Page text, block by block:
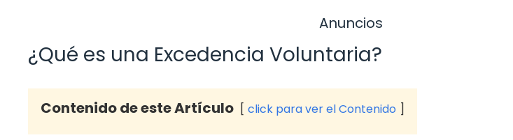
Anuncios
¿Qué es una Excedencia Voluntaria?
Contenido de este Artículo click para ver el Contenido